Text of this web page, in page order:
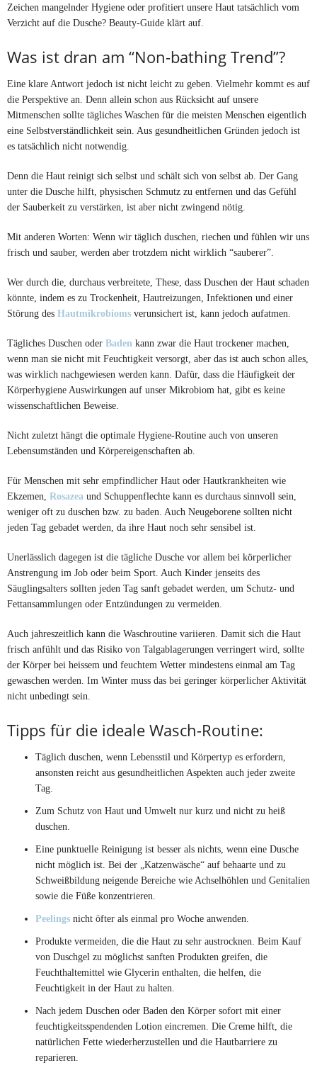
Zeichen mangelnder Hygiene oder profitiert unsere Haut tatsächlich vom
Verzicht auf die Dusche? Beauty-Guide klärt auf.
Was ist dran am “Non-bathing Trend”?
Eine klare Antwort jedoch ist nicht leicht zu geben. Vielmehr kommt es auf
die Perspektive an. Denn allein schon aus Rücksicht auf unsere
Mitmenschen sollte tägliches Waschen für die meisten Menschen eigentlich
eine Selbstverständlichkeit sein. Aus gesundheitlichen Gründen jedoch ist
es tatsächlich nicht notwendig.
Denn die Haut reinigt sich selbst und schält sich von selbst ab. Der Gang
unter die Dusche hilft, physischen Schmutz zu entfernen und das Gefühl
der Sauberkeit zu verstärken, ist aber nicht zwingend nötig.
Mit anderen Worten: Wenn wir täglich duschen, riechen und fühlen wir uns
frisch und sauber, werden aber trotzdem nicht wirklich “sauberer”.
Wer durch die, durchaus verbreitete, These, dass Duschen der Haut schaden
könnte, indem es zu Trockenheit, Hautreizungen, Infektionen und einer
Störung des Hautmikrobioms verunsichert ist, kann jedoch aufatmen.
Tägliches Duschen oder Baden kann zwar die Haut trockener machen,
wenn man sie nicht mit Feuchtigkeit versorgt, aber das ist auch schon alles,
was wirklich nachgewiesen werden kann. Dafür, dass die Häufigkeit der
Körperhygiene Auswirkungen auf unser Mikrobiom hat, gibt es keine
wissenschaftlichen Beweise.
Nicht zuletzt hängt die optimale Hygiene-Routine auch von unseren
Lebensumständen und Körpereigenschaften ab.
Für Menschen mit sehr empfindlicher Haut oder Hautkrankheiten wie
Ekzemen, Rosazea und Schuppenflechte kann es durchaus sinnvoll sein,
weniger oft zu duschen bzw. zu baden. Auch Neugeborene sollten nicht
jeden Tag gebadet werden, da ihre Haut noch sehr sensibel ist.
Unerlässlich dagegen ist die tägliche Dusche vor allem bei körperlicher
Anstrengung im Job oder beim Sport. Auch Kinder jenseits des
Säuglingsalters sollten jeden Tag sanft gebadet werden, um Schutz- und
Fettansammlungen oder Entzündungen zu vermeiden.
Auch jahreszeitlich kann die Waschroutine variieren. Damit sich die Haut
frisch anfühlt und das Risiko von Talgablagerungen verringert wird, sollte
der Körper bei heissem und feuchtem Wetter mindestens einmal am Tag
gewaschen werden. Im Winter muss das bei geringer körperlicher Aktivität
nicht unbedingt sein.
Tipps für die ideale Wasch-Routine:
Täglich duschen, wenn Lebensstil und Körpertyp es erfordern,
ansonsten reicht aus gesundheitlichen Aspekten auch jeder zweite
Tag.
Zum Schutz von Haut und Umwelt nur kurz und nicht zu heiß
duschen.
Eine punktuelle Reinigung ist besser als nichts, wenn eine Dusche
nicht möglich ist. Bei der „Katzenwäsche“ auf behaarte und zu
Schweißbildung neigende Bereiche wie Achselhöhlen und Genitalien
sowie die Füße konzentrieren.
Peelings nicht öfter als einmal pro Woche anwenden.
Produkte vermeiden, die die Haut zu sehr austrocknen. Beim Kauf
von Duschgel zu möglichst sanften Produkten greifen, die
Feuchthaltemittel wie Glycerin enthalten, die helfen, die
Feuchtigkeit in der Haut zu halten.
Nach jedem Duschen oder Baden den Körper sofort mit einer
feuchtigkeitsspendenden Lotion eincremen. Die Creme hilft, die
natürlichen Fette wiederherzustellen und die Hautbarriere zu
reparieren.